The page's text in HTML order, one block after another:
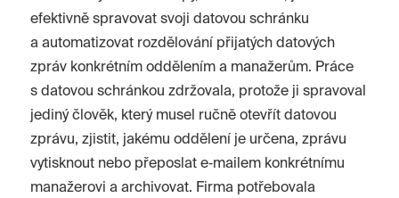
efektivně spravovat svoji datovou schránku
a automatizovat rozdělování přijatých datových
zpráv konkrétním oddělením a manažerům. Práce
s datovou schránkou zdržovala, protože ji spravoval
jediný člověk, který musel ručně otevřít datovou
zprávu, zjistit, jakému oddělení je určena, zprávu
vytisknout nebo přeposlat e‑mailem konkrétnímu
manažerovi a archivovat. Firma potřebovala